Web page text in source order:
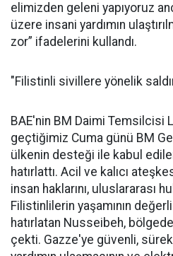
elimizden geleni yapıyoruz
üzere insani yardımın
zor” ifadelerini kullandı.
"Filistinli sivillere yönelik
BAE'nin BM Daimi Temsilcisi
geçtiğimiz Cuma günü BM
ülkenin desteği ile kabul
hatırlattı. Acil ve kalıcı
insan haklarını, uluslararası
Filistinlilerin yaşamının
hatırlatan Nusseibeh,
çekti. Gazze'ye güvenli,